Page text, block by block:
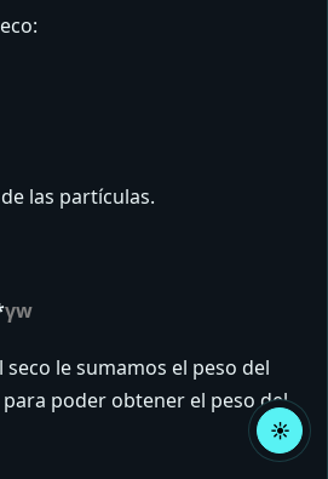
las partículas.
γw
le sumamos el peso del
poder obtener el peso del
☀